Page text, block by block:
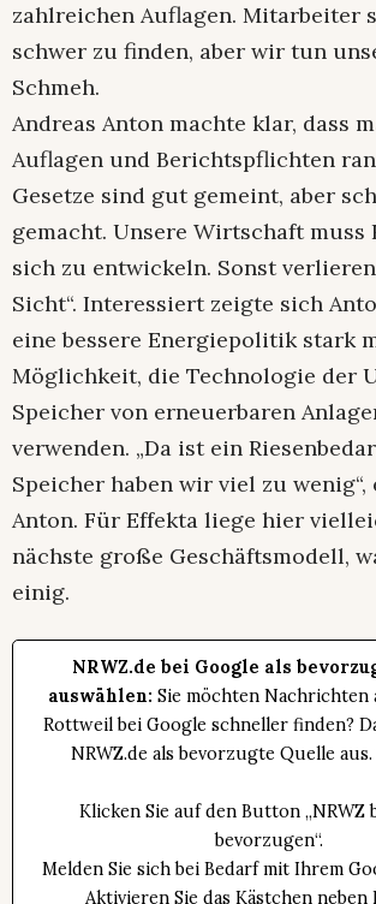
zahlreichen Auflagen. Mitarbeiter
schwer zu finden, aber wir tun
Schmeh.
Andreas Anton machte klar, dass
Auflagen und Berichtspflichten ran
Gesetze sind gut gemeint, aber
gemacht. Unsere Wirtschaft muss
sich zu entwickeln. Sonst
Sicht“. Interessiert zeigte sich
eine bessere Energiepolitik stark
Möglichkeit, die Technologie der
Speicher von erneuerbaren
verwenden. „Da ist ein
Speicher haben wir viel zu
Anton. Für Effekta liege hier
nächste große Geschäftsmodell,
einig.
NRWZ.de bei Google als
auswählen: Sie möchten Nachrichten
Rottweil bei Google schneller finden?
NRWZ.de als bevorzugte Quelle aus.
Klicken Sie auf den Button „NRWZ
bevorzugen“.
Melden Sie sich bei Bedarf mit Ihrem
Aktivieren Sie das Kästchen neben